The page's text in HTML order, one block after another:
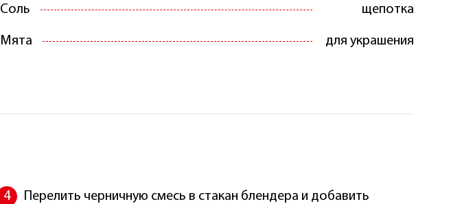
Соль щепотка
Мята для украшения
Перелить черничную смесь в стакан блендера и добавить